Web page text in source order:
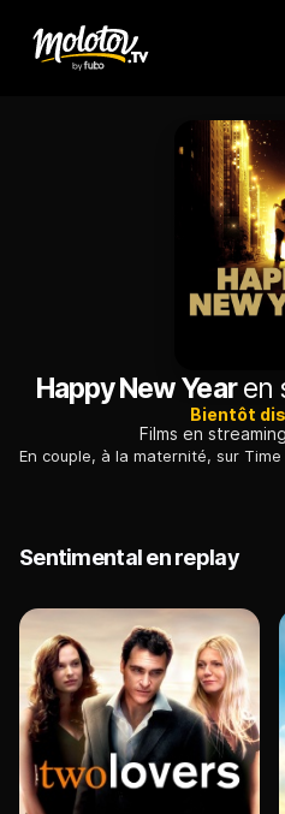
Happy New Yearen
Bientôt
Films en streaming
Sentimental en replay